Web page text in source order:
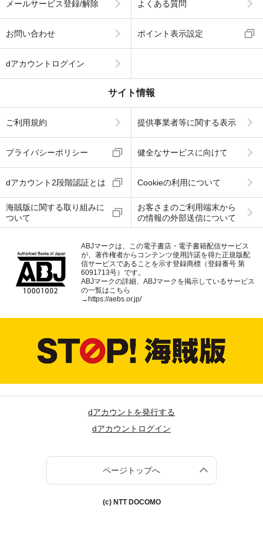
メールサービス登録/解除 よくある質問
お問い合わせ ポイント表示設定
dアカウントログイン
サイト情報
ご利用規約 提供事業者等に関する表示
プライバシーポリシー 健全なサービスに向けて
dアカウント2段階認証とは Cookieの利用について
海賊版に関する取り組みに
ついて
お客さまのご利用端末から
の情報の外部送信について
ABJマークは、この電子書店・電子書籍配信サービス
が、著作権者からコンテンツ使用許諾を得た正規版配
信サービスであることを示す登録商標（登録番号 第
6091713号）です。
ABJマークの詳細、ABJマークを掲示しているサービス
の一覧はこちら
→ https://aebs.or.jp/
dアカウントを発行する
dアカウントログイン
ページトップへ
(c) NTT DOCOMO